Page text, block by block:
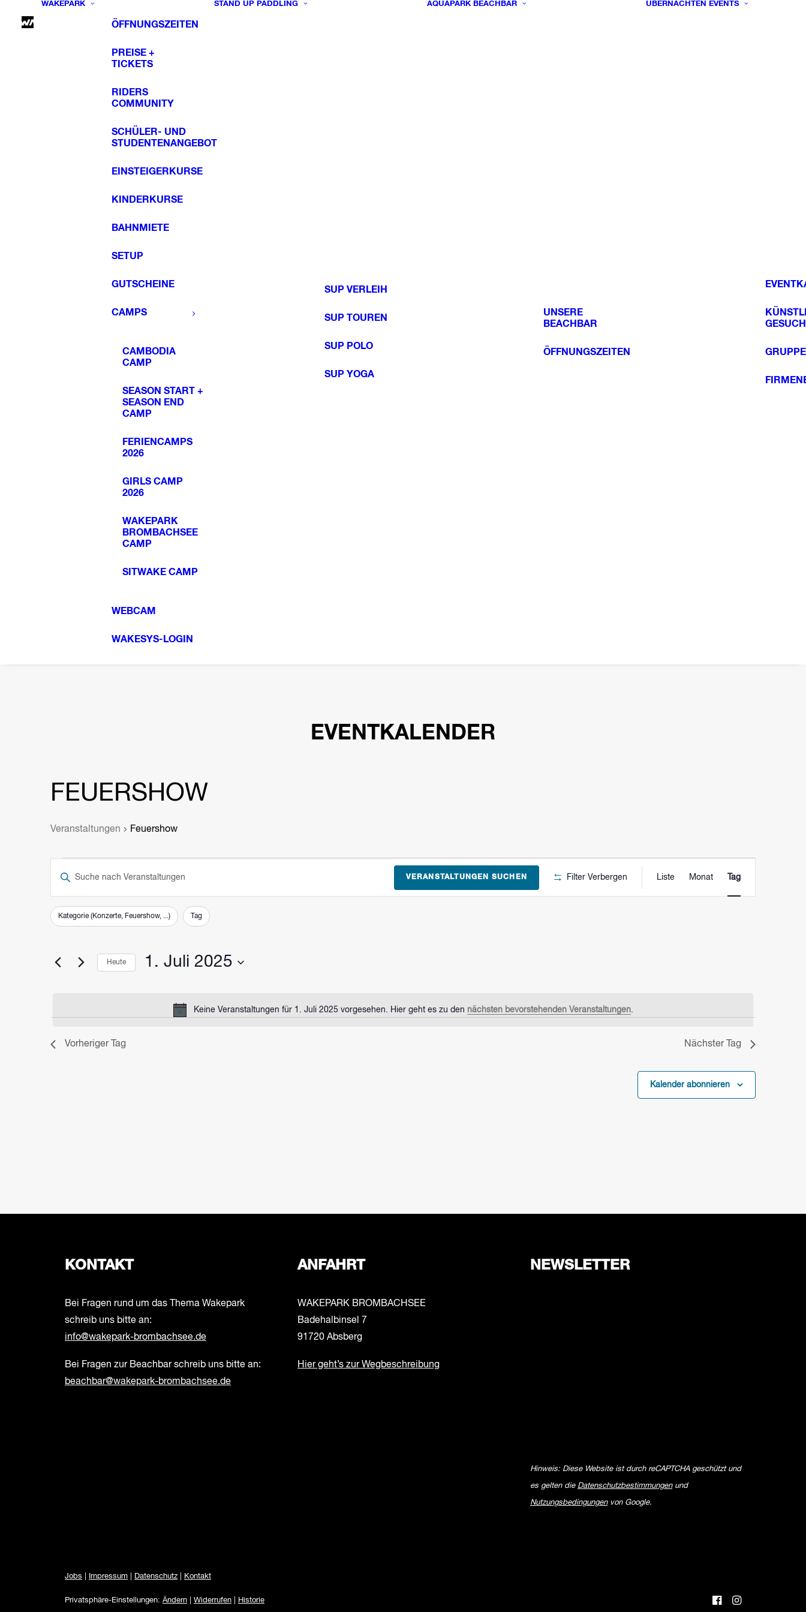
WAKEPARK
ÖFFNUNGSZEITEN
PREISE +
TICKETS
RIDERS
COMMUNITY
SCHÜLER- UND
STUDENTENANGEBOT
EINSTEIGERKURSE
KINDERKURSE
BAHNMIETE
SETUP
GUTSCHEINE
CAMPS
CAMBODIA
CAMP
SEASON START +
SEASON END
CAMP
FERIENCAMPS
2026
GIRLS CAMP
2026
WAKEPARK
BROMBACHSEE
CAMP
SITWAKE CAMP
WEBCAM
WAKESYS-LOGIN
STAND UP PADDLING
SUP VERLEIH
SUP TOUREN
SUP POLO
SUP YOGA
AQUAPARK BEACHBAR
UNSERE
BEACHBAR
ÖFFNUNGSZEITEN
ÜBERNACHTEN EVENTS
EVENTKALENDER
FEUERSHOW
Veranstaltungen Feuershow
FÜR
1.
JULI
Hinweis
Keine Veranstaltungen für 1. Juli 2025 vorgesehen. Hier geht es zu den nächsten bevorstehenden Veranstaltungen.
VERANSTALTUNGEN
UND
ANSICHTEN,
NAVIGATION
Bitte
Suche
Schlüsselwort.
VERANSTALTUNGEN SUCHEN Filter Verbergen
ANSICHTEN-
NAVIGATION
Liste Monat Tag
Filter
Das
Formular-
der
Kategorie (Konzerte, Feuershow, ...) Tag
Heute 1. Juli 2025
Vorheriger Tag Nächster Tag
Kalender abonnieren
KONTAKT
Bei Fragen rund um das Thema Wakepark
schreib uns bitte an:
info@wakepark-brombachsee.de
Bei Fragen zur Beachbar schreib uns bitte an:
beachbar@wakepark-brombachsee.de
ANFAHRT
WAKEPARK BROMBACHSEE
Badehalbinsel 7
91720 Absberg
Hier geht’s zur Wegbeschreibung
NEWSLETTER
Hinweis: Diese Website ist durch reCAPTCHA geschützt und
es gelten die Datenschutzbestimmungenund
Nutzungsbedingungenvon Google.
Jobs Impressum Datenschutz Kontakt
Privatsphäre-Einstellungen: Ändern Widerrufen Historie